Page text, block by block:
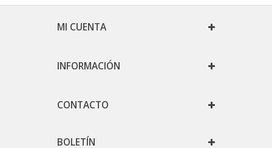
MI CUENTA
INFORMACIÓN
CONTACTO
BOLETÍN